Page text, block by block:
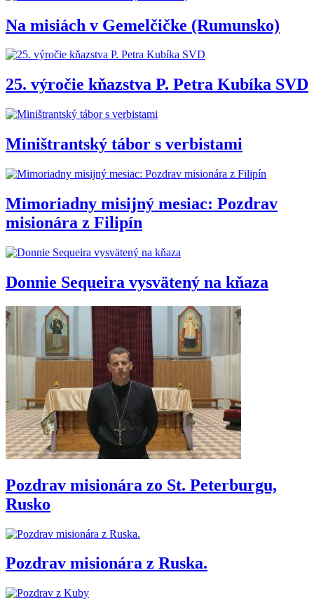
Na misiách v Gemelčičke (Rumunsko)
25. výročie kňazstva P. Petra Kubíka SVD
Miništrantský tábor s verbistami
Mimoriadny misijný mesiac: Pozdrav
misionára z Filipín
Donnie Sequeira vysvätený na kňaza
Pozdrav misionára zo St. Peterburgu,
Rusko
Pozdrav misionára z Ruska.